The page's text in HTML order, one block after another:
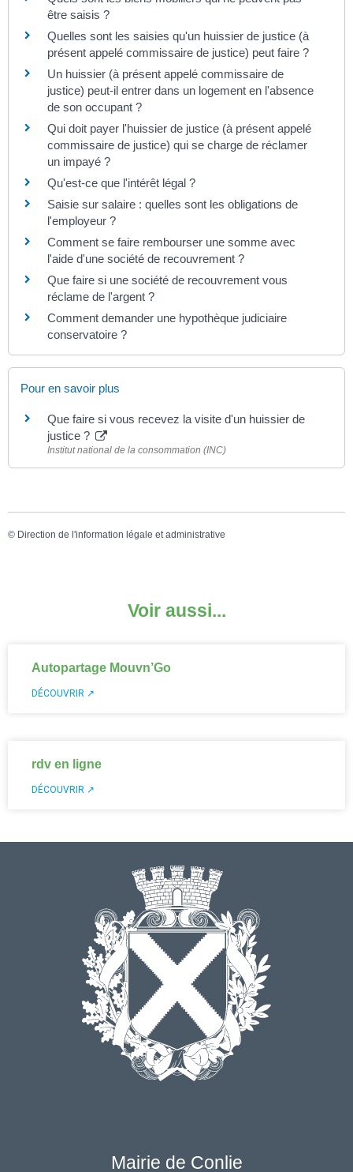
être saisis ?
Quelles sont les saisies qu'un huissier de justice (à
présent appelé commissaire de justice) peut faire ?
Un huissier (à présent appelé commissaire de
justice) peut-il entrer dans un logement en l'absence
de son occupant ?
Qui doit payer l'huissier de justice (à présent appelé
commissaire de justice) qui se charge de réclamer
un impayé ?
Qu'est-ce que l'intérêt légal ?
Saisie sur salaire : quelles sont les obligations de
l'employeur ?
Comment se faire rembourser une somme avec
l'aide d'une société de recouvrement ?
Que faire si une société de recouvrement vous
réclame de l'argent ?
Comment demander une hypothèque judiciaire
conservatoire ?
Pour en savoir plus
Que faire si vous recevez la visite d'un huissier de
justice ?
Institut national de la consommation (INC)
© Direction de l'information légale et administrative
Voir aussi...
Autopartage Mouvn’Go
DÉCOUVRIR ↗
rdv en ligne
DÉCOUVRIR ↗
Mairie de Conlie